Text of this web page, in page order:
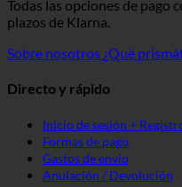
Todas las opciones de pago
plazos de Klarna.
Sobre nosotros ¿Qué
Directo y rápido
Inicio de sesión +
Formas de pago
Gastos de envío
Anulación / Devolución